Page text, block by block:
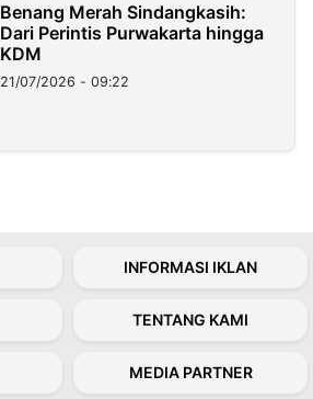
Benang Merah Sindangkasih:
Dari Perintis Purwakarta hingga
KDM
21/07/2026 - 09:22
INFORMASI IKLAN
TENTANG KAMI
MEDIA PARTNER